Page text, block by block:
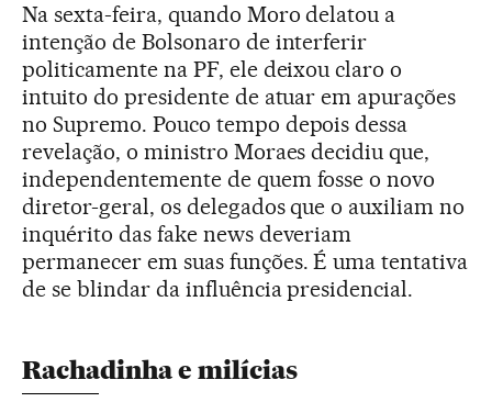
Na sexta-feira, quando Moro delatou a
intenção de Bolsonaro de interferir
politicamente na PF, ele deixou claro o
intuito do presidente de atuar em apurações
no Supremo. Pouco tempo depois dessa
revelação, o ministro Moraes decidiu que,
independentemente de quem fosse o novo
diretor-geral, os delegados que o auxiliam no
inquérito das fake news deveriam
permanecer em suas funções. É uma tentativa
de se blindar da influência presidencial.
Rachadinha e milícias